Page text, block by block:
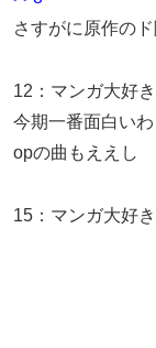
さすがに原作の
12 ： マンガ大好
今期一番面白いわ
opの曲もええし
15 ： マンガ大好